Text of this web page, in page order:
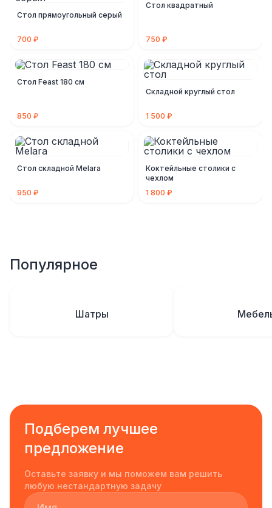
Стол прямоугольный серый
700 ₽
Стол квадратный
750 ₽
Стол Feast 180 см
850 ₽
Складной круглый стол
1 500 ₽
Стол складной Melara
950 ₽
Коктейльные столики с
чехлом
1 800 ₽
Популярное
Шатры
Подберем лучшее
предложение
Оставьте заявку и мы поможем вам решить
любую нестандартную задачу